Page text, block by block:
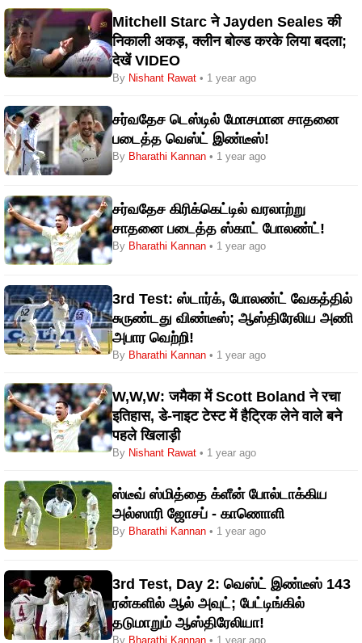
Mitchell Starc ने Jayden Seales की
निकाली अकड़, क्लीन बोल्ड करके लिया बदला;
देखें VIDEO
By Nishant Rawat • 1 year ago
சர்வதேச டெஸ்டில் மோசமான சாதனை
படைத்த வெஸ்ட் இண்டீஸ்!
By Bharathi Kannan • 1 year ago
சர்வதேச கிரிக்கெட்டில் வரலாற்று
சாதனை படைத்த ஸ்காட் போலண்ட்!
By Bharathi Kannan • 1 year ago
3rd Test: ஸ்டார்க், போலண்ட் வேகத்தில்
சுருண்டது விண்டீஸ்; ஆஸ்திரேலிய அணி
அபார வெற்றி!
By Bharathi Kannan • 1 year ago
W,W,W: जमैका में Scott Boland ने रचा
इतिहास, डे-नाइट टेस्ट में हैट्रिक लेने वाले बने
पहले खिलाड़ी
By Nishant Rawat • 1 year ago
ஸ்டீவ் ஸ்மித்தை க்ளீன் போல்டாக்கிய
அல்ஸாரி ஜோசப் - காணொளி
By Bharathi Kannan • 1 year ago
3rd Test, Day 2: வெஸ்ட் இண்டீஸ் 143
ரன்களில் ஆல் அவுட்; பேட்டிங்கில்
தடுமாறும் ஆஸ்திரேலியா!
By Bharathi Kannan • 1 year ago